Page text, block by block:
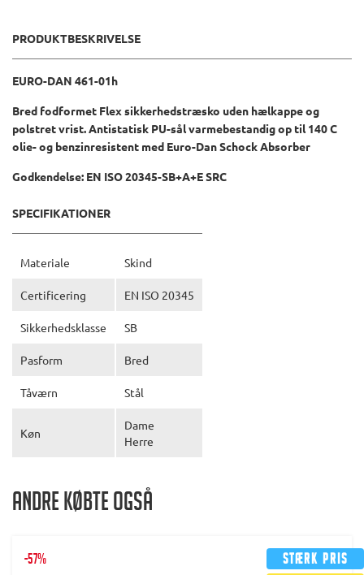
PRODUKTBESKRIVELSE
EURO-DAN 461-01h
Bred fodformet Flex sikkerhedstræsko uden hælkappe og
polstret vrist. Antistatisk PU-sål varmebestandig op til 140 C
olie- og benzinresistent med Euro-Dan Schock Absorber
Godkendelse: EN ISO 20345-SB+A+E SRC
SPECIFIKATIONER
Materiale Skind
Certificering EN ISO 20345
Sikkerhedsklasse SB
Pasform Bred
Tåværn Stål
Køn
Dame
Herre
Andre købte også
Stærk pris
-57%